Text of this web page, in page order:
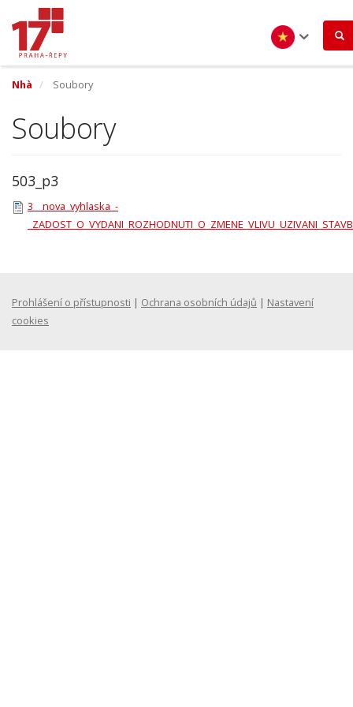
đến
dung
Vietnamese
Nhà
Soubory
Soubory
503_p3
3__nova_vyhlaska_-
Prohlášení o přístupnosti | Ochrana osobních údajů | Nastavení
cookies